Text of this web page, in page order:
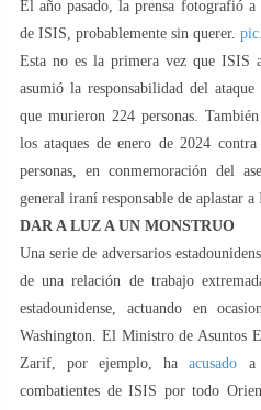
El año pasado, la prensa fotografió a
de ISIS, probablemente sin querer.
Esta no es la primera vez que ISIS
asumió la responsabilidad del
que murieron 224 personas.
los ataques de enero de 2024
personas, en conmemoración del
general iraní responsable de aplastar
DAR A LUZ A UN MONSTRUO
Una serie de adversarios
de una relación de trabajo
estadounidense, actuando en
Washington. El Ministro de Asuntos
Zarif, por ejemplo, haacusado a
combatientes de ISIS por todo